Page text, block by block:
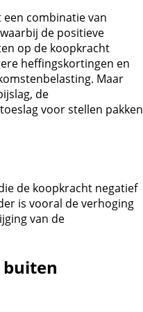
combinatie van
de positieve
op de koopkracht
heffingskortingen en
Maar
de
voor stellen pakken
de koopkracht negatief
is vooral de verhoging
van de